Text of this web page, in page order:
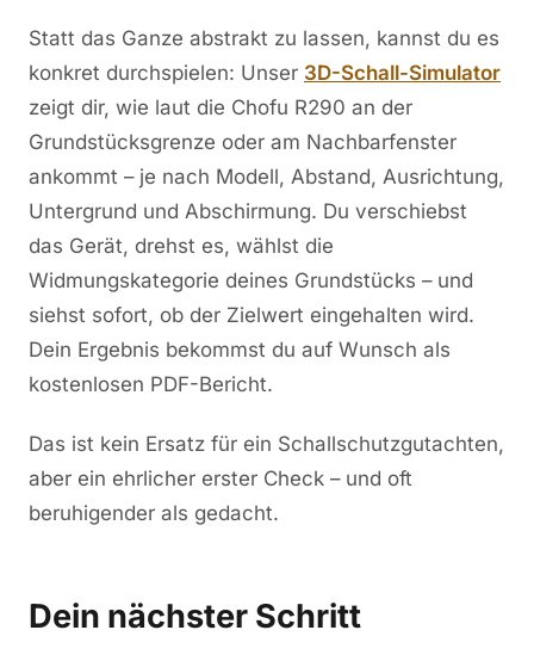
Statt das Ganze abstrakt zu lassen, kannst du es
konkret durchspielen: Unser 3D-Schall-Simulator
zeigt dir, wie laut die Chofu R290 an der
Grundstücksgrenze oder am Nachbarfenster
ankommt – je nach Modell, Abstand, Ausrichtung,
Untergrund und Abschirmung. Du verschiebst
das Gerät, drehst es, wählst die
Widmungskategorie deines Grundstücks – und
siehst sofort, ob der Zielwert eingehalten wird.
Dein Ergebnis bekommst du auf Wunsch als
kostenlosen PDF-Bericht.
Das ist kein Ersatz für ein Schallschutzgutachten,
aber ein ehrlicher erster Check – und oft
beruhigender als gedacht.
Dein nächster Schritt